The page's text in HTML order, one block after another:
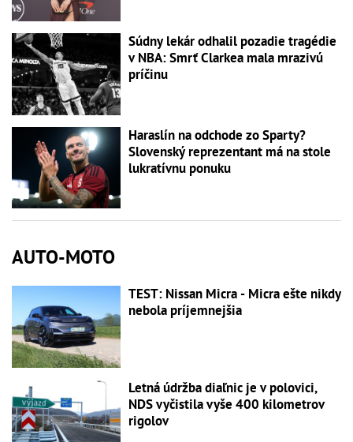
Súdny lekár odhalil pozadie tragédie
v NBA: Smrť Clarkea mala mrazivú
príčinu
Haraslín na odchode zo Sparty?
Slovenský reprezentant má na stole
lukratívnu ponuku
AUTO-MOTO
TEST: Nissan Micra - Micra ešte nikdy
nebola príjemnejšia
Letná údržba diaľnic je v polovici,
NDS vyčistila vyše 400 kilometrov
rigolov